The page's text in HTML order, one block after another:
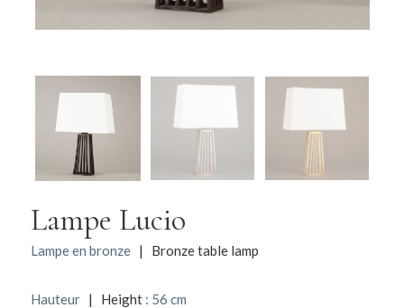
Lampe Lucio
Lampe en bronze| Bronze table lamp
Hauteur| Height: 56 cm